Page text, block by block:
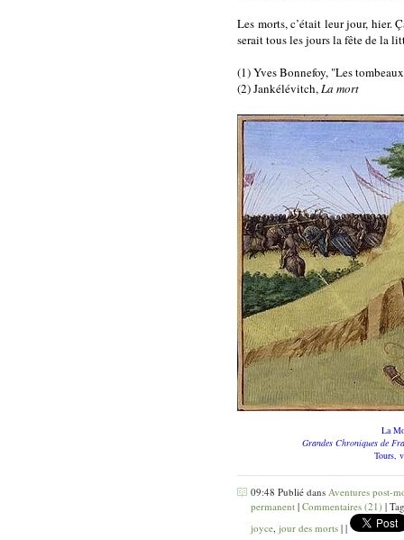
Les morts, c’était leur jour, hier.
serait tous les jours la fête de la
(1) Yves Bonnefoy, "Les
(2) Jankélévitch, La mort
La
Grandes Chroniques de
Tours,
09:48 Publié dans Aventures post-
permanent | Commentaires (21) |
joyce, jour des morts | |